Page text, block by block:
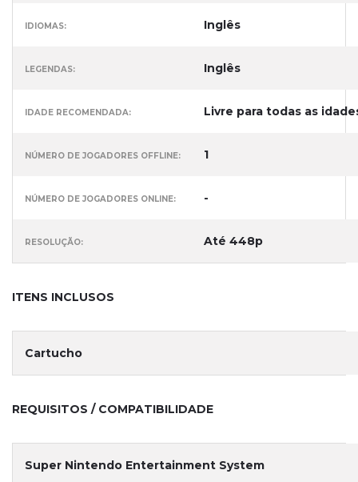
IDIOMAS: Inglês
LEGENDAS: Inglês
IDADE RECOMENDADA: Livre para todas as
NÚMERO DE JOGADORES OFFLINE: 1
NÚMERO DE JOGADORES ONLINE: -
RESOLUÇÃO: Até 448p
ITENS INCLUSOS
Cartucho
REQUISITOS / COMPATIBILIDADE
Super Nintendo Entertainment System